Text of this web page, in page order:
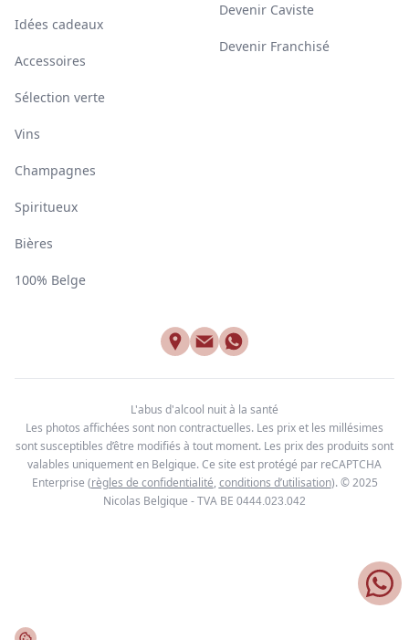
Idées cadeaux
Accessoires
Sélection verte
Vins
Champagnes
Spiritueux
Bières
100% Belge
Devenir Caviste
Devenir Franchisé
L'abus d'alcool nuit à la santé
Les photos affichées sont non contractuelles. Les prix et les millésimes
sont susceptibles d’être modifiés à tout moment. Les prix des produits sont
valables uniquement en Belgique. Ce site est protégé par reCAPTCHA
Enterprise (règles de confidentialité, conditions d’utilisation). © 2025
Nicolas Belgique - TVA BE 0444.023.042